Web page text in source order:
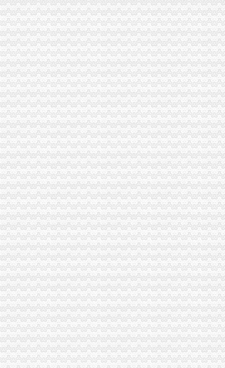
各区县局1元注册公司立足职能努力为建设社会主义新农村服务
陈文渝副局长对部分保险企业贯彻《重庆市重庆0元注册公司合同格式条款监督
丰都局围绕“消费与环境”如何一元钱办公司年主题积极筹备3.15活动
永川局积极开展“解放思想、更新观念”一元注册公司大讨论活动
巴南局重庆一元注册公司坚持五字方针稳步推进3·15系列活动
九龙坡局如何一元钱办公司加强执法监督防止执法腐败
市一元注册公司流程局加快企业信用信息联合征信系统开发建设
市局团总支组织青年志愿者参加“3.5学雷锋”0元注册公司活动